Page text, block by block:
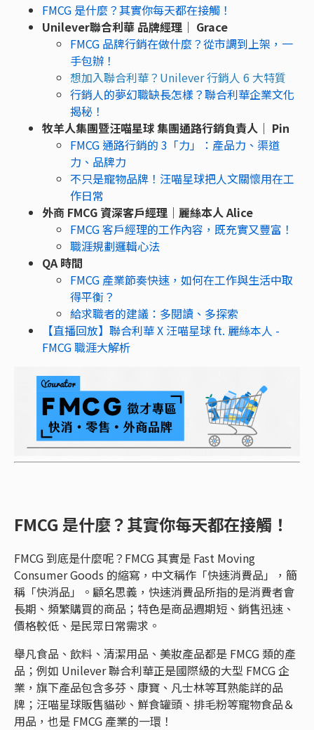
FMCG 是什麼？其實你每天都在接觸！
Unilever聯合利華 品牌經理｜ Grace
FMCG 品牌行銷在做什麼？從市調到上架，一
手包辦！
想加入聯合利華？Unilever 行銷人 6 大特質
行銷人的夢幻職缺長怎樣？聯合利華企業文化
揭秘！
牧羊人集團暨汪喵星球 集團通路行銷負責人｜ Pin
FMCG 通路行銷的 3「力」：產品力、渠道
力、品牌力
不只是寵物品牌！汪喵星球把人文關懷用在工
作日常
外商 FMCG 資深客戶經理｜麗絲本人 Alice
FMCG 客戶經理的工作內容，既充實又豐富！
職涯規劃邏輯心法
QA 時間
FMCG 產業節奏快速，如何在工作與生活中取
得平衡？
給求職者的建議：多閱讀、多探索
【直播回放】聯合利華 X 汪喵星球 ft. 麗絲本人 -
FMCG 職涯大解析
FMCG 是什麼？其實你每天都在接觸！
FMCG 到底是什麼呢？FMCG 其實是 Fast Moving
Consumer Goods 的縮寫，中文稱作「快速消費品」，簡
稱「快消品」。顧名思義，快速消費品所指的是消費者會
長期、頻繁購買的商品；特色是商品週期短、銷售迅速、
價格較低、是民眾日常需求。
舉凡食品、飲料、清潔用品、美妝產品都是 FMCG 類的產
品；例如 Unilever 聯合利華正是國際級的大型 FMCG 企
業，旗下產品包含多芬、康寶、凡士林等耳熟能詳的品
牌；汪喵星球販售貓砂、鮮食罐頭、排毛粉等寵物食品＆
用品，也是 FMCG 產業的一環！